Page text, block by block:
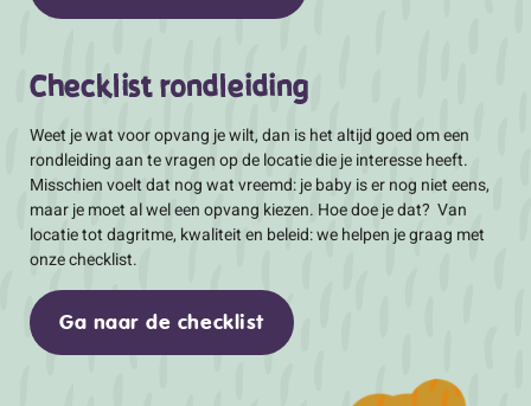
Checklist rondleiding
Weet je wat voor opvang je wilt, dan is het altijd goed om een
rondleiding aan te vragen op de locatie die je interesse heeft.
Misschien voelt dat nog wat vreemd: je baby is er nog niet eens,
maar je moet al wel een opvang kiezen. Hoe doe je dat? Van
locatie tot dagritme, kwaliteit en beleid: we helpen je graag met
onze checklist.
Ga naar de checklist